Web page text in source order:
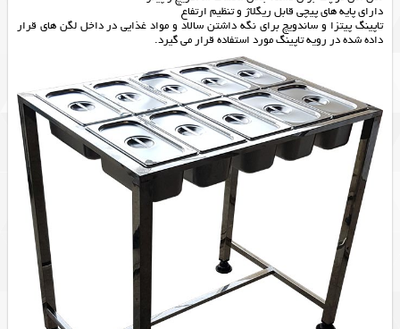
دارای پایه های پیچی قابل ریگلاژ و تنظیم ارتفاع
تاپینگ پیتزا و ساندویچ برای نگه داشتن سالاد و مواد غذایی در داخل لگن های قرار
داده شده در رویه تاپینگ مورد استفاده قرار می گیرد.